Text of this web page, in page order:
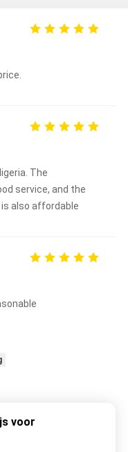
The
service, and the
also affordable
voor